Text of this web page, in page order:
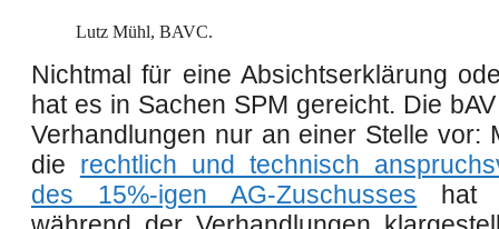
Lutz Mühl, BAVC.
Nichtmal für eine Absichtserklärung
hat es in Sachen SPM gereicht. Die
Verhandlungen nur an einer Stelle vor:
die rechtlich und technisch
des 15%-igen AG-Zuschusses hat